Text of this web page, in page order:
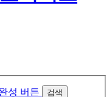
검색